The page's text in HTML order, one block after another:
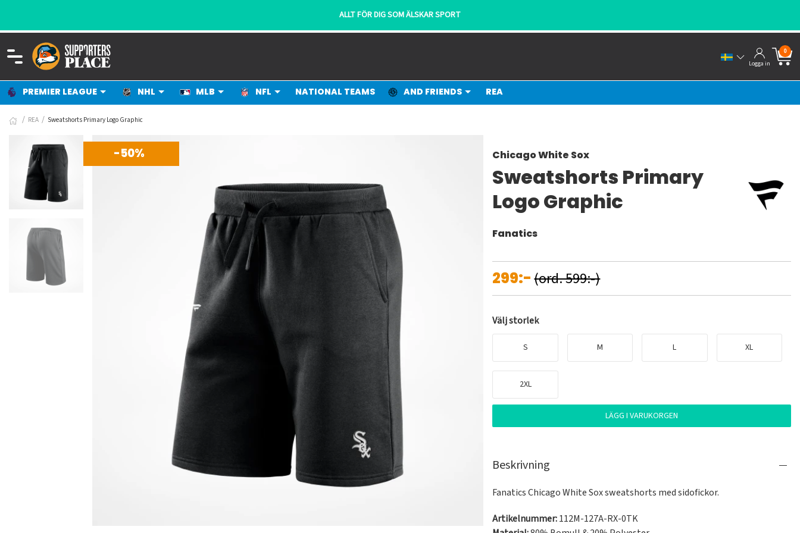
Logga in
0
PREMIER LEAGUE NHL MLB NFL NATIONAL TEAMS AND FRIENDS REA
REA Sweatshorts Primary Logo Graphic
-50% Chicago White Sox
Sweatshorts Primary
Logo Graphic
Fanatics
299:-(ord. 599:-)
Välj storlek
S M L XL
2XL
LÄGG I VARUKORGEN
Beskrivning
Fanatics Chicago White Sox sweatshorts med sidofickor.
Artikelnummer:112M-127A-RX-0TK